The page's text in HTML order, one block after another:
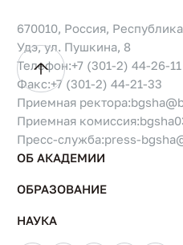
670010, Россия,
Удэ, ул. Пушкина, 8
Телефон:+7 (301-2) 44-26-11
Факс:+7 (301-2) 44-21-33
Приемная ректора:
Приемная комиссия:
Пресс-служба:press-
ОБ АКАДЕМИИ
ОБРАЗОВАНИЕ
НАУКА